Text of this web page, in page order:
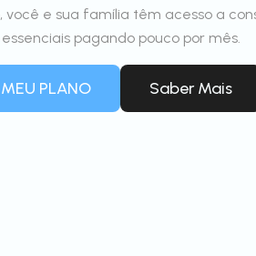
você e sua família têm acesso a
pagando pouco por mês.
PLANO Saber Mais